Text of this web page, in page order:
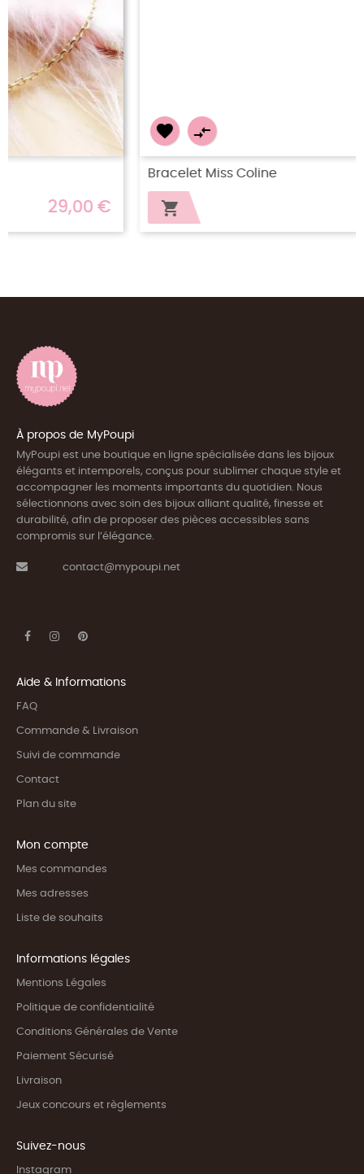

Bracelet Miss Coline

À propos de MyPoupi
MyPoupi est une boutique en ligne spécialisée dans les bijoux
élégants et intemporels, conçus pour sublimer chaque style et
accompagner les moments importants du quotidien. Nous
sélectionnons avec soin des bijoux alliant qualité, finesse et
durabilité, afin de proposer des pièces accessibles sans
compromis sur l’élégance.
contact@mypoupi.net
Aide & Informations
FAQ
Commande & Livraison
Suivi de commande
Contact
Plan du site
Mon compte
Mes commandes
Mes adresses
Liste de souhaits
Informations légales
Mentions Légales
Politique de confidentialité
Conditions Générales de Vente
Paiement Sécurisé
Livraison
Jeux concours et règlements
Suivez-nous
Instagram